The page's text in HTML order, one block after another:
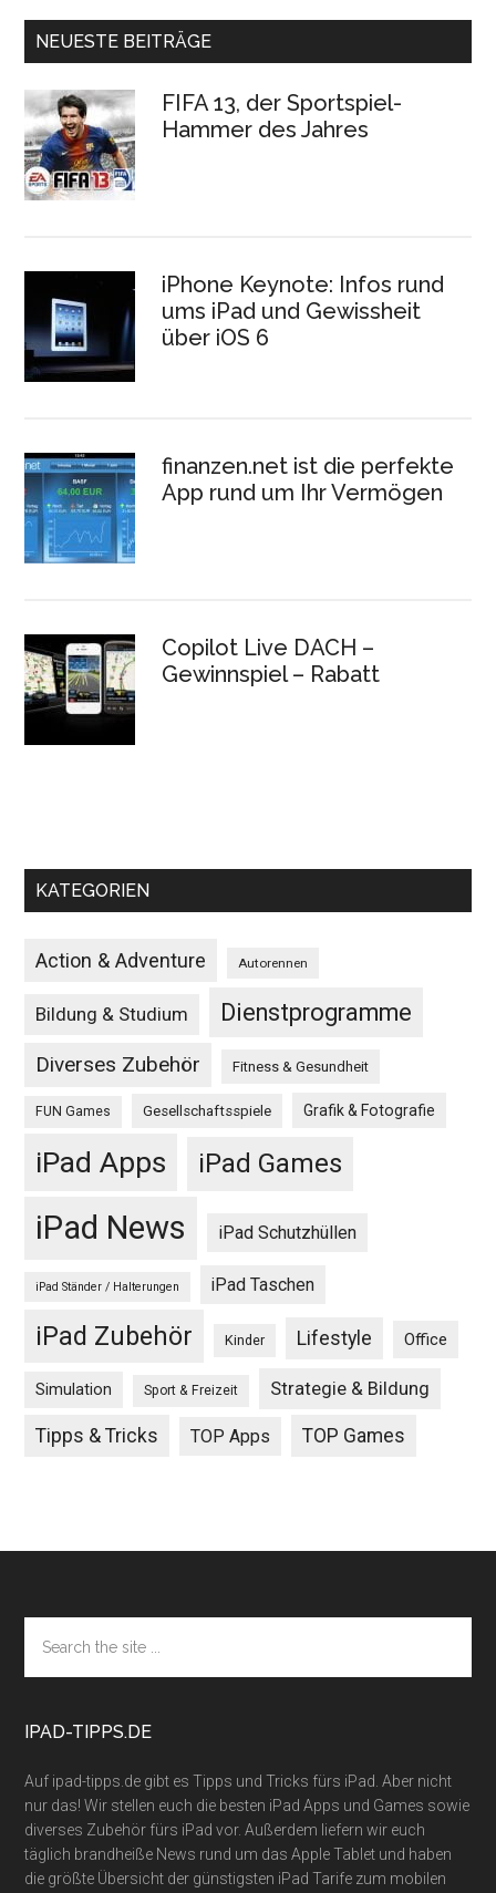
NEUESTE BEITRÄGE
FIFA 13, der Sportspiel-
Hammer des Jahres
iPhone Keynote: Infos rund
ums iPad und Gewissheit
über iOS 6
finanzen.net ist die perfekte
App rund um Ihr Vermögen
Copilot Live DACH –
Gewinnspiel – Rabatt
KATEGORIEN
Action & Adventure Autorennen
Bildung & Studium Dienstprogramme
Diverses Zubehör Fitness & Gesundheit
FUN Games Gesellschaftsspiele Grafik & Fotografie
iPad Apps iPad Games
iPad News iPad Schutzhüllen
iPad Ständer / Halterungen iPad Taschen
iPad Zubehör Kinder Lifestyle Office
Simulation Sport & Freizeit Strategie & Bildung
Tipps & Tricks TOP Apps TOP Games
Footer
the
site
IPAD-TIPPS.DE
Auf ipad-tipps.de gibt es Tipps und Tricks fürs iPad. Aber nicht
nur das! Wir stellen euch die besten iPad Apps und Games sowie
diverses Zubehör fürs iPad vor. Außerdem liefern wir euch
täglich brandheiße News rund um das Apple Tablet und haben
die größte Übersicht der günstigsten iPad Tarife zum mobilen